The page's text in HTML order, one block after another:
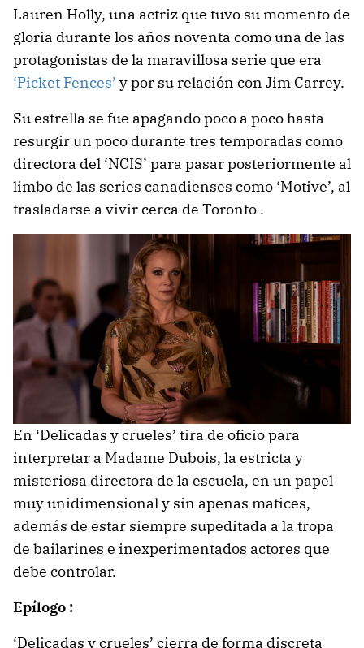
Lauren Holly, una actriz que tuvo su momento de
gloria durante los años noventa como una de las
protagonistas de la maravillosa serie que era
‘Picket Fences’ y por su relación con Jim Carrey.
Su estrella se fue apagando poco a poco hasta
resurgir un poco durante tres temporadas como
directora del ‘NCIS’ para pasar posteriormente al
limbo de las series canadienses como ‘Motive’, al
trasladarse a vivir cerca de Toronto .
En ‘Delicadas y crueles’ tira de oficio para
interpretar a Madame Dubois, la estricta y
misteriosa directora de la escuela, en un papel
muy unidimensional y sin apenas matices,
además de estar siempre supeditada a la tropa
de bailarines e inexperimentados actores que
debe controlar.
Epílogo :
‘Delicadas y crueles’ cierra de forma discreta